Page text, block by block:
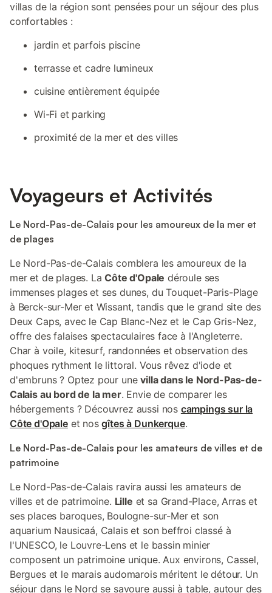
villas de la région sont pensées pour un séjour des plus
confortables :
jardin et parfois piscine
terrasse et cadre lumineux
cuisine entièrement équipée
Wi-Fi et parking
proximité de la mer et des villes
Voyageurs et Activités
Le Nord-Pas-de-Calais pour les amoureux de la mer et
de plages
Le Nord-Pas-de-Calais comblera les amoureux de la
mer et de plages. LaCôte d'Opale déroule ses
immenses plages et ses dunes, du Touquet-Paris-Plage
à Berck-sur-Mer et Wissant, tandis que le grand site des
Deux Caps, avec le Cap Blanc-Nez et le Cap Gris-Nez,
offre des falaises spectaculaires face à l'Angleterre.
Char à voile, kitesurf, randonnées et observation des
phoques rythment le littoral. Vous rêvez d'iode et
d'embruns ? Optez pour unevilla dans le Nord-Pas-de-
Calais au bord de la mer. Envie de comparer les
hébergements ? Découvrez aussi nos campings sur la
Côte d'Opaleet nosgîtes à Dunkerque.
Le Nord-Pas-de-Calais pour les amateurs de villes et de
patrimoine
Le Nord-Pas-de-Calais ravira aussi les amateurs de
villes et de patrimoine. Lille et sa Grand-Place, Arras et
ses places baroques, Boulogne-sur-Mer et son
aquarium Nausicaá, Calais et son beffroi classé à
l'UNESCO, le Louvre-Lens et le bassin minier
composent un patrimoine unique. Aux environs, Cassel,
Bergues et le marais audomarois méritent le détour. Un
séjour dans le Nord se savoure aussi à table, autour des